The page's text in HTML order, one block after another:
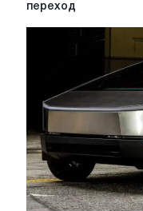
полугодии
2026
года
увеличится,
поскольку
переход
на
переход